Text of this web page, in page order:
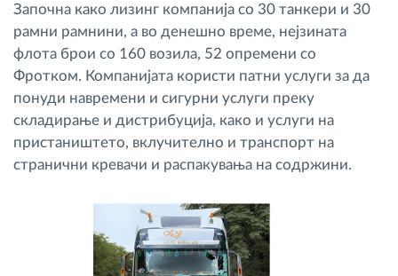
Започна како лизинг компанија со 30 танкери и 30
рамни рамнини, а во денешно време, нејзината
флота брои со 160 возила, 52 опремени со
Фротком. Компанијата користи патни услуги за да
понуди навремени и сигурни услуги преку
складирање и дистрибуција, како и услуги на
пристаништето, вклучително и транспорт на
странични кревачи и распакувања на содржини.